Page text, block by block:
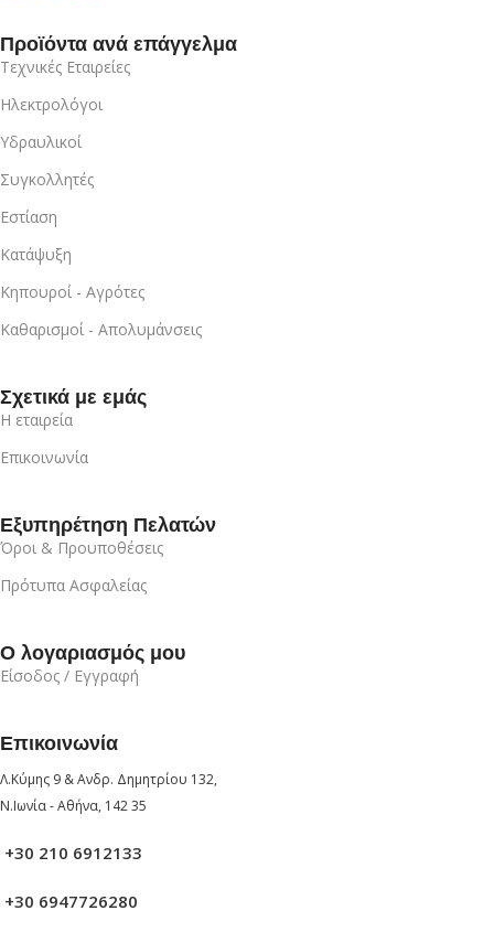
Προϊόντα ανά επάγγελμα
Τεχνικές Εταιρείες
Ηλεκτρολόγοι
Υδραυλικοί
Συγκολλητές
Εστίαση
Κατάψυξη
Κηπουροί - Αγρότες
Καθαρισμοί - Απολυμάνσεις
Σχετικά με εμάς
Η εταιρεία
Επικοινωνία
Εξυπηρέτηση Πελατών
Όροι & Προυποθέσεις
Πρότυπα Ασφαλείας
Ο λογαριασμός μου
Είσοδος / Εγγραφή
Επικοινωνία
Λ.Κύμης 9 & Ανδρ. Δημητρίου 132,
Ν.Ιωνία - Αθήνα, 142 35
+30 210 6912133
+30 6947726280